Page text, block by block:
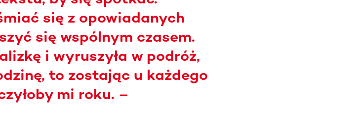
się z opowiadanych
się wspólnym czasem.
i wyruszyła w podróż,
to zostając u każdego
mi roku. –